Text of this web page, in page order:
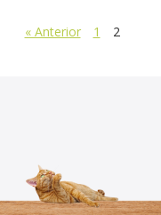
« Anterior 1 2